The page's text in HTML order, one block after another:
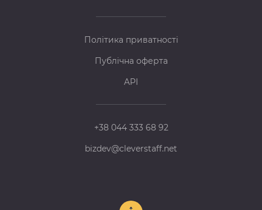
Політика приватності
Публічна оферта
API
+38 044 333 68 92
bizdev@cleverstaff.net